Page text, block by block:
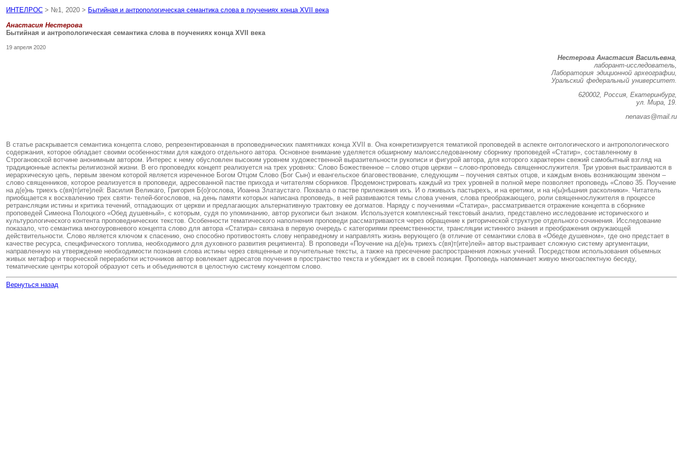
ИНТЕЛРОС > №1, 2020 > Бытийная и антропологическая семантика слова в поучениях конца XVII века
Анастасия Нестерова
Бытийная и антропологическая семантика слова в поучениях конца XVII века
19 апреля 2020
Нестерова Анастасия Васильевна,
лаборант-исследователь,
Лаборатория эдиционной археографии,
Уральский федеральный университет.
620002, Россия, Екатеринбург,
ул. Мира, 19.
nenavas@mail.ru
В статье раскрывается семантика концепта слово, репрезентированная в проповеднических памятниках конца XVII в. Она конкретизируется тематикой проповедей в аспекте онтологического и антропологического
содержания, которое обладает своими особенностями для каждого отдельного автора. Основное внимание уделяется обширному малоисследованному сборнику проповедей «Статир», составленному в
Строгановской вотчине анонимным автором. Интерес к нему обусловлен высоким уровнем художественной выразительности рукописи и фигурой автора, для которого характерен свежий самобытный взгляд на
традиционные аспекты религиозной жизни. В его проповедях концепт реализуется на трех уровнях: Слово Божественное – слово отцов церкви – слово-проповедь священнослужителя. Три уровня выстраиваются в
иерархическую цепь, первым звеном которой является изреченное Богом Отцом Слово (Бог Сын) и евангельское благовествование, следующим – поучения святых отцов, и каждым вновь возникающим звеном –
слово священников, которое реализуется в проповеди, адресованной пастве прихода и читателям сборников. Продемонстрировать каждый из трех уровней в полной мере позволяет проповедь «Слово 35. Поучение
на д(е)нь триехъ с(вя)т(ите)лей: Василия Великаго, Григория Б(о)гослова, Иоанна Златаустаго. Похвала о пастве прилежания ихъ. И о лживыхъ пастырехъ, и на еретики, и на н(ы)нѣшния расколники». Читатель
приобщается к восхвалению трех святи- телей-богословов, на день памяти которых написана проповедь, в ней развиваются темы слова учения, слова преображающего, роли священнослужителя в процессе
ретрансляции истины и критика течений, отпадающих от церкви и предлагающих альтернативную трактовку ее догматов. Наряду с поучениями «Статира», рассматривается отражение концепта в сборнике
проповедей Симеона Полоцкого «Обед душевный», с которым, судя по упоминанию, автор рукописи был знаком. Используется комплексный текстовый анализ, представлено исследование исторического и
культурологического контента проповеднических текстов. Особенности тематического наполнения проповеди рассматриваются через обращение к риторической структуре отдельного сочинения. Исследование
показало, что семантика многоуровневого концепта слово для автора «Статира» связана в первую очередь с категориями преемственности, трансляции истинного знания и преображения окружающей
действительности. Слово является ключом к спасению, оно способно противостоять слову неправедному и направлять жизнь верующего (в отличие от семантики слова в «Обеде душевном», где оно предстает в
качестве ресурса, специфического топлива, необходимого для духовного развития реципиента). В проповеди «Поучение на д(е)нь триехъ с(вя)т(ите)лей» автор выстраивает сложную систему аргументации,
направленную на утверждение необходимости познания слова истины через священные и поучительные тексты, а также на пресечение распространения ложных учений. Посредством использования объемных
живых метафор и творческой переработки источников автор вовлекает адресатов поучения в пространство текста и убеждает их в своей позиции. Проповедь напоминает живую многоаспектную беседу,
тематические центры которой образуют сеть и объединяются в целостную систему концептом слово.
Вернуться назад